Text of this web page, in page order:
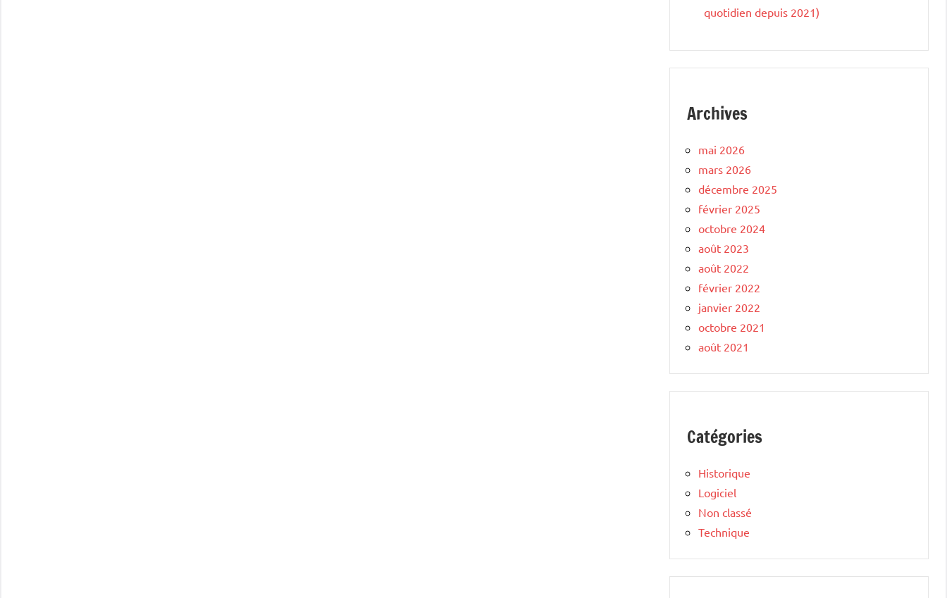
quotidien depuis 2021)
Archives
mai 2026
mars 2026
décembre 2025
février 2025
octobre 2024
août 2023
août 2022
février 2022
janvier 2022
octobre 2021
août 2021
Catégories
Historique
Logiciel
Non classé
Technique